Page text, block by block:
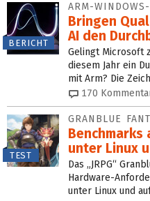
BERICHT
ARM-
Bringen
AI den
Gelingt Microsoft
diesem Jahr ein
mit Arm? Die
170
TEST
GRANBLUE
Benchmarks
unter Linux
Das „JRPG“
Hardware-
unter Linux und